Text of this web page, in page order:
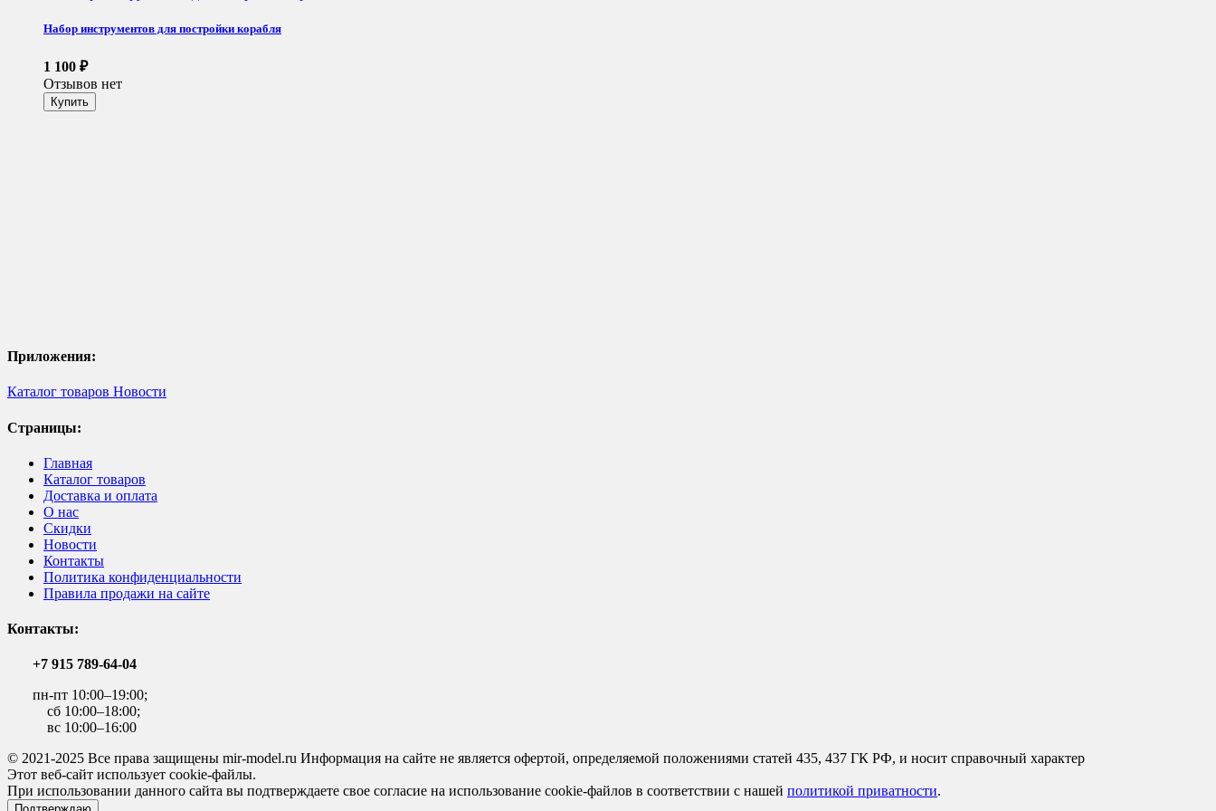
Набор инструментов для постройки корабля
1 100 ₽
Отзывов нет
Приложения:
Каталог товаров Новости
Страницы:
Главная
Каталог товаров
Доставка и оплата
О нас
Скидки
Новости
Контакты
Политика конфиденциальности
Правила продажи на сайте
Контакты:
+7 915 789-64-04
пн-пт 10:00–19:00;
сб 10:00–18:00;
вс 10:00–16:00
© 2021-2025 Все права защищены mir-model.ru Информация на сайте не является офертой, определяемой положениями статей 435, 437 ГК РФ, и носит справочный характер
Этот веб-сайт использует cookie-файлы.
При использовании данного сайта вы подтверждаете свое согласие на использование cookie-файлов в соответствии с нашей политикой приватности.